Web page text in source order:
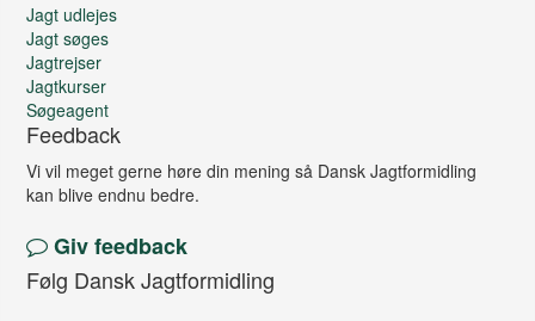
Jagt udlejes
Jagt søges
Jagtrejser
Jagtkurser
Søgeagent
Feedback
Vi vil meget gerne høre din mening så Dansk Jagtformidling
kan blive endnu bedre.
Giv feedback
Følg Dansk Jagtformidling